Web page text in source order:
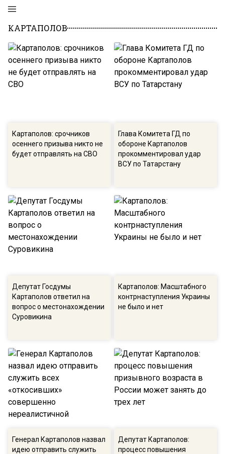
КАРТАПОЛОВ
Картаполов: срочников
осеннего призыва никто не
будет отправлять на СВО
Глава Комитета ГД по
обороне Картаполов
прокомментировал удар
ВСУ по Татарстану
Депутат Госдумы
Картаполов ответил на
вопрос о местонахождении
Суровикина
Картаполов: Масштабного
контрнаступления Украины
не было и нет
Генерал Картаполов назвал
идею отправить служить
Депутат Картаполов:
процесс повышения